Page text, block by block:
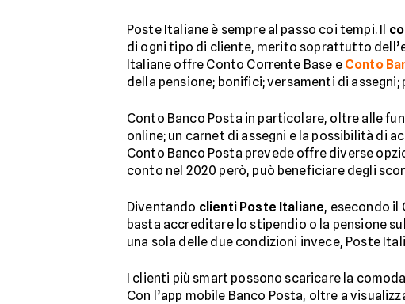
Poste Italiane è sempre al passo coi tempi. Il
di ogni tipo di cliente, merito soprattutto
Italiane offre Conto Corrente Base e Conto
della pensione; bonifici; versamenti di
Conto Banco Posta in particolare, oltre alle
online; un carnet di assegni e la possibilità di
Conto Banco Posta prevede offre diverse
conto nel 2020 però, può beneficiare degli
Diventando clienti Poste Italiane, esecondo il
basta accreditare lo stipendio o la pensione
una sola delle due condizioni invece, Poste
I clienti più smart possono scaricare la comoda
Con l’app mobile Banco Posta, oltre a